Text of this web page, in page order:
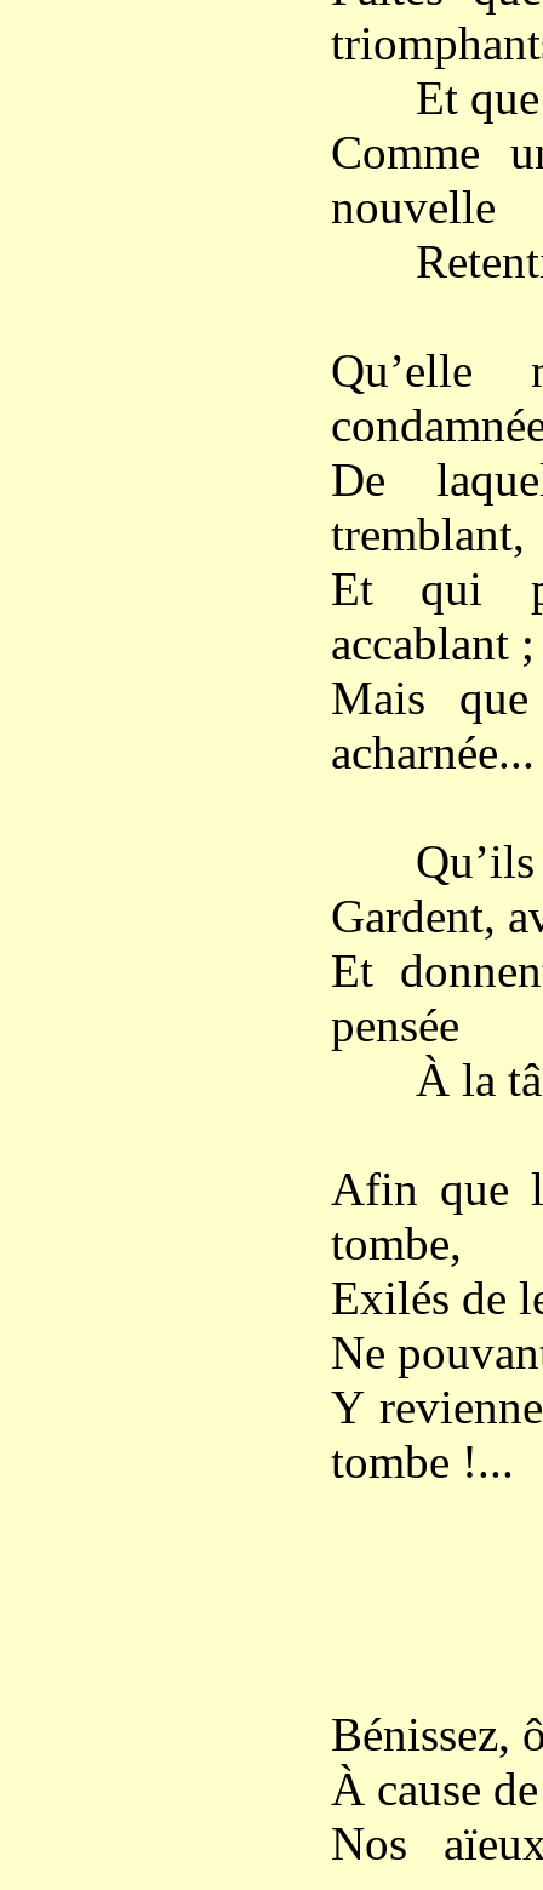
Et que
Comme
nouvelle
De
tremblant,
Et qui
accablant ;
Mais
acharnée...
Qu’ils
Gardent,
Et
pensée
À la
Afin que
tombe,
Exilés de
Ne
Y
tombe !...
Bénissez,
À cause
Nos